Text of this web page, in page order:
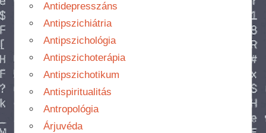
Antidepresszáns
Antipszichiátria
Antipszichológia
Antipszichoterápia
Antipszichotikum
Antispiritualitás
Antropológia
Árjuvéda